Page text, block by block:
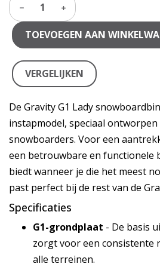
1
TOEVOEGEN AAN
VERGELIJKEN
De Gravity G1 Lady
instapmodel, speciaal
snowboarders. Voor een
een betrouwbare en functionele
biedt wanneer je die het meest
past perfect bij de rest van de
Specificaties
G1-grondplaat - De basis
zorgt voor een consistente
alle terreinen.